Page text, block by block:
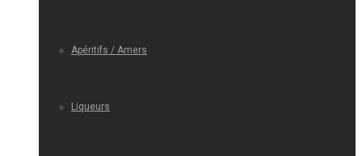
Apéritifs / Amers
Liqueurs